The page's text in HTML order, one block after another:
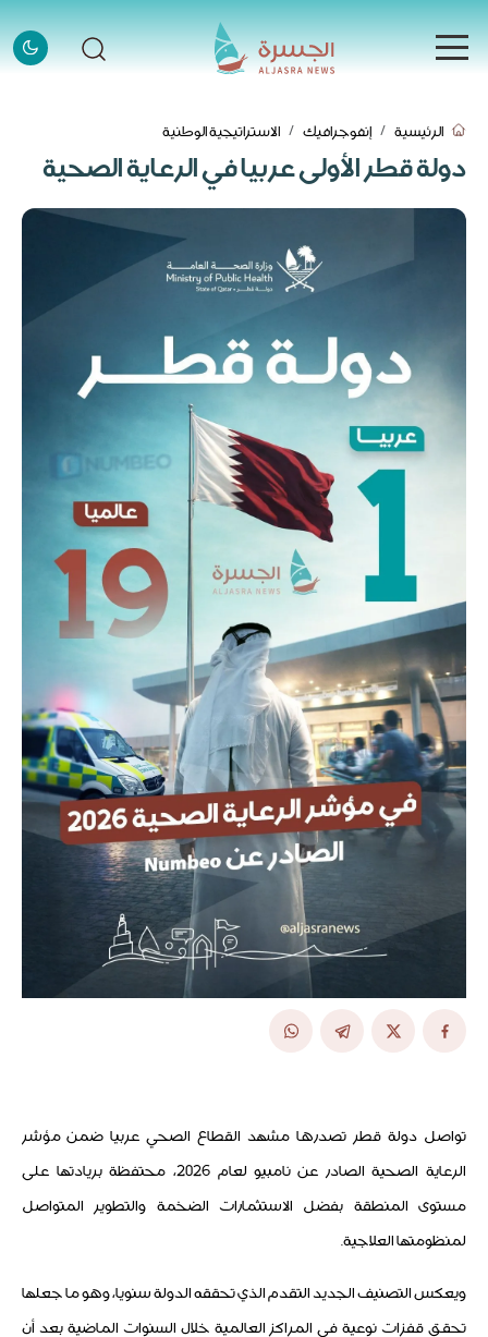
الرئيسية
الأخبار
الأخبار
إنفوجرافيك
فيديو
قادة وملهمون
قادة وملهمون
اتصل بنا
الرئيسية إنفوجرافيك الاستراتيجية الوطنية
دولة قطر الأولى عربيا في الرعاية الصحية
تواصل دولة قطر تصدرها مشهد القطاع الصحي عربيا ضمن مؤشر
الرعاية الصحية الصادر عن نامبيو لعام 2026، محتفظة بريادتها على
مستوى المنطقة بفضل الاستثمارات الضخمة والتطوير المتواصل
لمنظومتها العلاجية.
ويعكس التصنيف الجديد التقدم الذي تحققه الدولة سنويا، وهو ما جعلها
تحقق قفزات نوعية في المراكز العالمية خلال السنوات الماضية بعد أن